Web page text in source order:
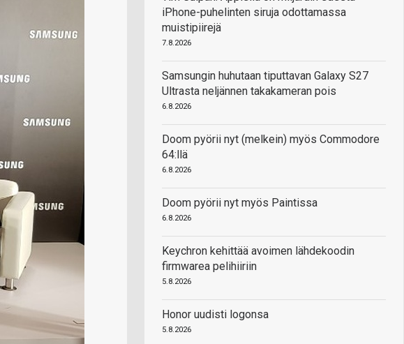
iPhone-puhelinten siruja odottamassa
muistipiirejä
7.8.2026
Samsungin huhutaan tiputtavan Galaxy S27
Ultrasta neljännen takakameran pois
6.8.2026
Doom pyörii nyt (melkein) myös Commodore
64:llä
6.8.2026
Doom pyörii nyt myös Paintissa
6.8.2026
Keychron kehittää avoimen lähdekoodin
firmwarea pelihiiriin
5.8.2026
Honor uudisti logonsa
5.8.2026